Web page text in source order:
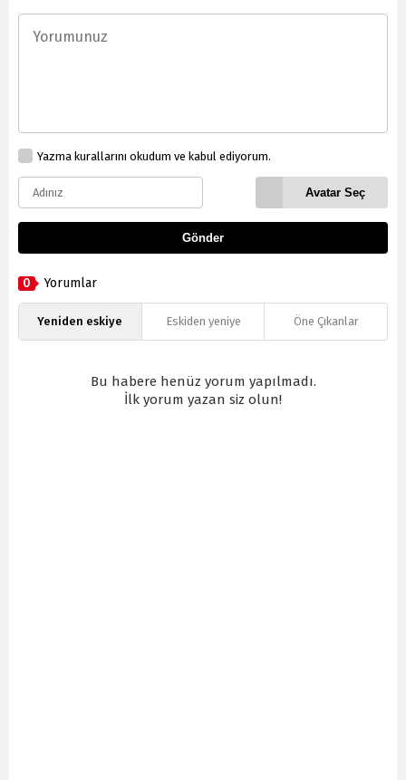
Yazma kurallarını okudum ve kabul ediyorum.
Avatar Seç
Gönder
0 Yorumlar
Yeniden eskiye Eskiden yeniye Öne Çıkanlar
Bu habere henüz yorum yapılmadı.
İlk yorum yazan siz olun!